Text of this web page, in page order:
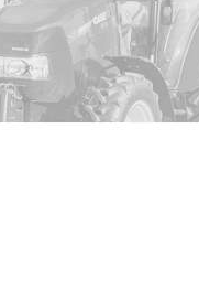
ÉLEVAGE